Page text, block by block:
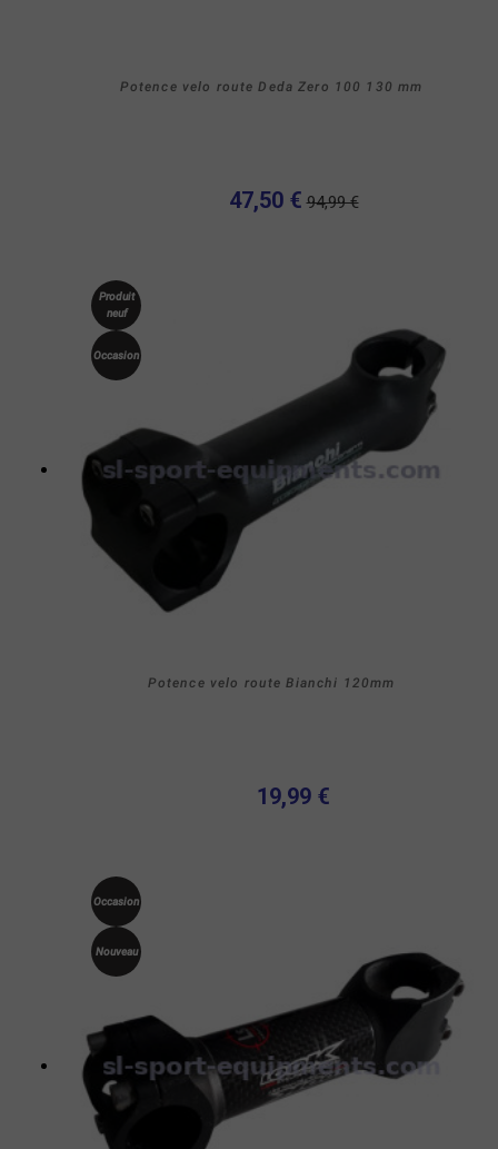
Potence velo route Deda Zero 100 130 mm
47,50 € 94,99 €
Produit
neuf
Occasion
Potence velo route Bianchi 120mm
19,99 €
Occasion
Nouveau